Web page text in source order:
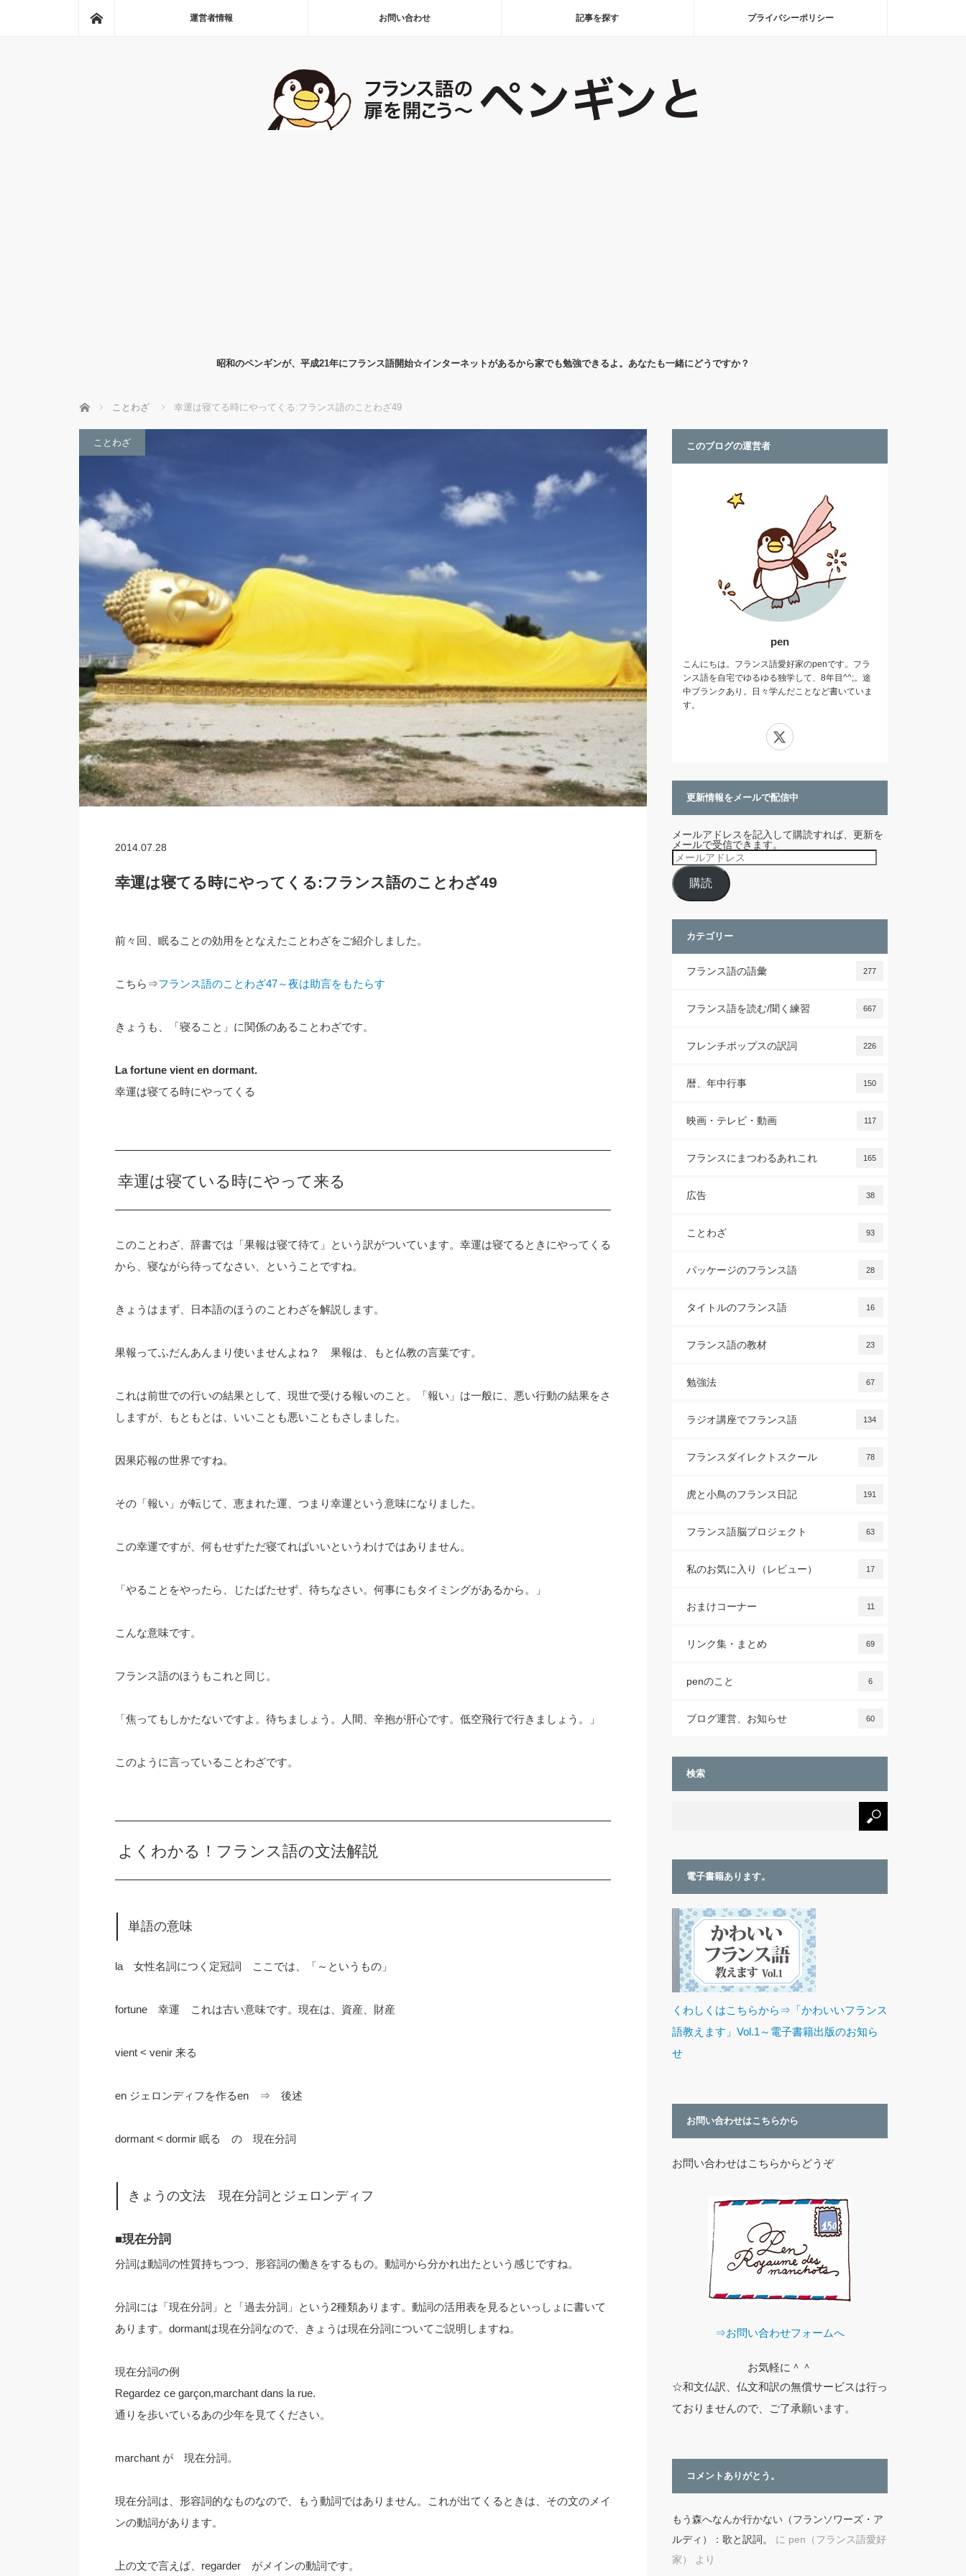
運営者情報 お問い合わせ 記事を探す プライバシーポリシー
昭和のペンギンが、平成21年にフランス語開始☆インターネットがあるから家でも勉強できるよ。あなたも一緒にどうですか？
ホーム ことわざ 幸運は寝てる時にやってくる:フランス語のことわざ49
ことわざ
2014.07.28
幸運は寝てる時にやってくる:フランス語のことわざ49
前々回、眠ることの効用をとなえたことわざをご紹介しました。
こちら⇒フランス語のことわざ47～夜は助言をもたらす
きょうも、「寝ること」に関係のあることわざです。
La fortune vient en dormant.
幸運は寝てる時にやってくる
幸運は寝ている時にやって来る
このことわざ、辞書では「果報は寝て待て」という訳がついています。幸運は寝てるときにやってくる
から、寝ながら待ってなさい、ということですね。
きょうはまず、日本語のほうのことわざを解説します。
果報ってふだんあんまり使いませんよね？ 果報は、もと仏教の言葉です。
これは前世での行いの結果として、現世で受ける報いのこと。「報い」は一般に、悪い行動の結果をさ
しますが、もともとは、いいことも悪いこともさしました。
因果応報の世界ですね。
その「報い」が転じて、恵まれた運、つまり幸運という意味になりました。
この幸運ですが、何もせずただ寝てればいいというわけではありません。
「やることをやったら、じたばたせず、待ちなさい。何事にもタイミングがあるから。」
こんな意味です。
フランス語のほうもこれと同じ。
「焦ってもしかたないですよ。待ちましょう。人間、辛抱が肝心です。低空飛行で行きましょう。」
このように言っていることわざです。
よくわかる！フランス語の文法解説
単語の意味
la 女性名詞につく定冠詞 ここでは、「～というもの」
fortune 幸運 これは古い意味です。現在は、資産、財産
vient < venir 来る
en ジェロンディフを作るen ⇒ 後述
dormant < dormir 眠る の 現在分詞
きょうの文法 現在分詞とジェロンディフ
■現在分詞
分詞は動詞の性質持ちつつ、形容詞の働きをするもの。動詞から分かれ出たという感じですね。
分詞には「現在分詞」と「過去分詞」という2種類あります。動詞の活用表を見るといっしょに書いて
あります。dormantは現在分詞なので、きょうは現在分詞についてご説明しますね。
現在分詞の例
Regardez ce garçon,marchant dans la rue.
通りを歩いているあの少年を見てください。
marchant が 現在分詞。
現在分詞は、形容詞的なものなので、もう動詞ではありません。これが出てくるときは、その文のメイ
ンの動詞があります。
上の文で言えば、regarder がメインの動詞です。
このブログの運営者
pen
こんにちは。フランス語愛好家のpenです。フラ
ンス語を自宅でゆるゆる独学して、8年目^^;。途
中ブランクあり。日々学んだことなど書いていま
す。
更新情報をメールで配信中
メールアドレスを記入して購読すれば、更新を
メールで受信できます。
メ
ー
ル
ア
ド
購読
カテゴリー
フランス語の語彙 277
フランス語を読む/聞く練習 667
フレンチポップスの訳詞 226
暦、年中行事 150
映画・テレビ・動画 117
フランスにまつわるあれこれ 165
広告 38
ことわざ 93
パッケージのフランス語 28
タイトルのフランス語 16
フランス語の教材 23
勉強法 67
ラジオ講座でフランス語 134
フランスダイレクトスクール 78
虎と小鳥のフランス日記 191
フランス語脳プロジェクト 63
私のお気に入り（レビュー） 17
おまけコーナー 11
リンク集・まとめ 69
penのこと 6
ブログ運営、お知らせ 60
検索
電子書籍あります。
くわしくはこちらから⇒「かわいいフランス
語教えます」Vol.1～電子書籍出版のお知ら
せ
お問い合わせはこちらから
お問い合わせはこちらからどうぞ
⇒お問い合わせフォームへ
お気軽に＾＾
☆和文仏訳、仏文和訳の無償サービスは行っ
ておりませんので、ご了承願います。
コメントありがとう。
もう森へなんか行かない（フランソワーズ・ア
ルディ）：歌と訳詞。
に pen（フランス語愛好
家）
より